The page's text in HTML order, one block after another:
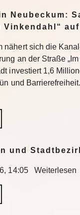
Neubeckum:
Vinkendahl“
nähert sich die
an der Straße
investiert 1,6
und
und
14:05 Weiterlesen